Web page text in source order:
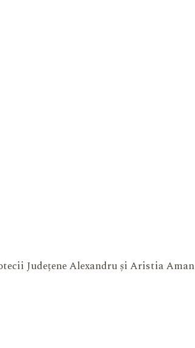
Județene Alexandru și Aristia Aman